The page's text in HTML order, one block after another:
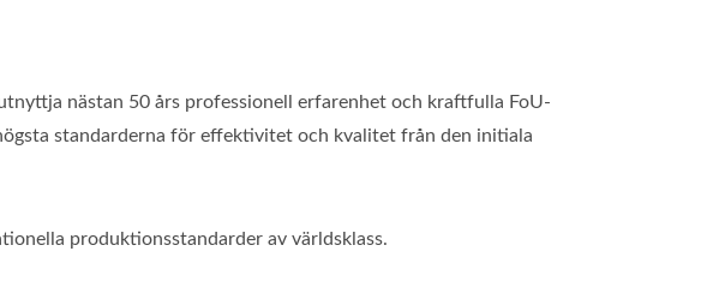
nästan 50 års professionell erfarenhet och kraftfulla FoU-
standarderna för effektivitet och kvalitet från den initiala
produktionsstandarder av världsklass.